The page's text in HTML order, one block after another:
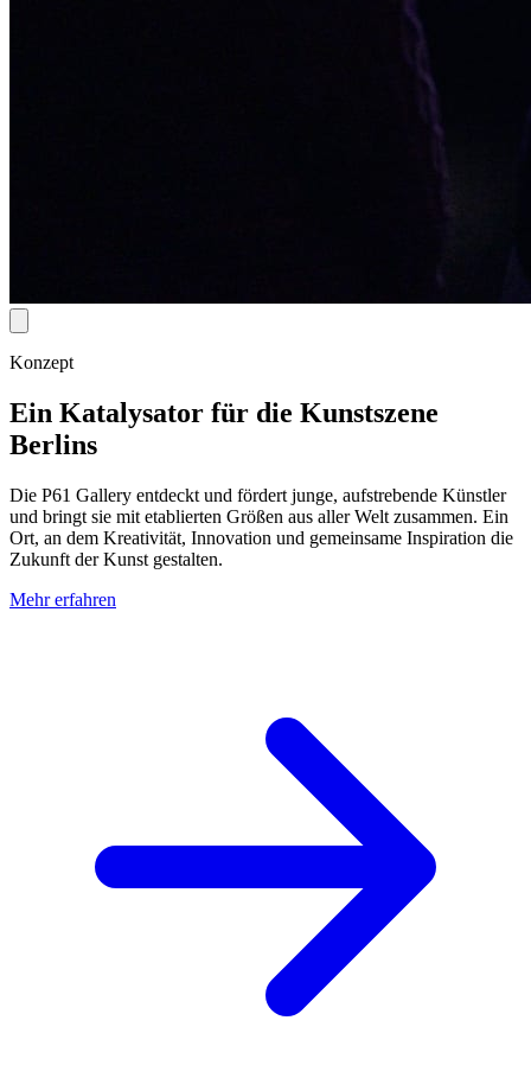
Konzept
Ein Katalysator für die Kunstszene
Berlins
Die P61 Gallery entdeckt und fördert junge, aufstrebende Künstler
und bringt sie mit etablierten Größen aus aller Welt zusammen. Ein
Ort, an dem Kreativität, Innovation und gemeinsame Inspiration die
Zukunft der Kunst gestalten.
Mehr erfahren